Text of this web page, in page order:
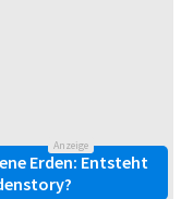
Anzeige
Erden: Entsteht